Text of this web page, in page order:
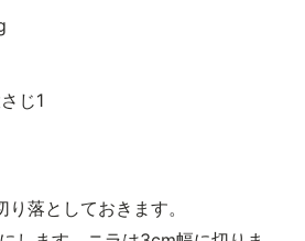
じ1
落としておきます。